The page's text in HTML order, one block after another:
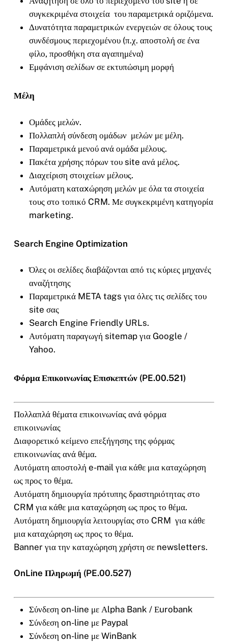
συγκεκριμένα στοιχεία του παραμετρικά οριζόμενα.
Δυνατότητα παραμετρικών ενεργειών σε όλους τους
συνδέσμους περιεχομένου (π.χ. αποστολή σε ένα
φίλο, προσθήκη στα αγαπημένα)
Εμφάνιση σελίδων σε εκτυπώσιμη μορφή
Μέλη
Ομάδες μελών.
Πολλαπλή σύνδεση ομάδων μελών με μέλη.
Παραμετρικά μενού ανά ομάδα μέλους.
Πακέτα χρήσης πόρων του site ανά μέλος.
Διαχείριση στοιχείων μέλους.
Αυτόματη καταxώρηση μελών με όλα τα στοιχεία
τους στο τοπικό CRM. Με συγκεκριμένη κατηγορία
marketing.
Search Engine Optimization
Όλες οι σελίδες διαβάζονται από τις κύριες μηχανές
αναζήτησης
Παραμετρικά META tags για όλες τις σελίδες του
site σας
Search Engine Friendly URLs.
Αυτόματη παραγωγή sitemap για Google /
Yahoo.
Φόρμα Επικοινωνίας Επισκεπτών (PE.00.521)
Πολλαπλά θέματα επικοινωνίας ανά φόρμα
επικοινωνίας
Διαφορετικό κείμενο επεξήγησης της φόρμας
επικοινωνίας ανά θέμα.
Αυτόματη αποστολή e-mail για κάθε μια καταχώρηση
ως προς το θέμα.
Αυτόματη δημιουργία πρότυπης δραστηριότητας στο
CRM για κάθε μια καταχώρηση ως προς το θέμα.
Αυτόματη δημιουργία λειτουργίας στο CRM για κάθε
μια καταχώρηση ως προς το θέμα.
Banner για την καταχώρηση χρήστη σε newsletters.
OnLine Πληρωμή (PE.00.527)
Σύνδεση on-line με Αlpha Bank / Εurobank
Σύνδεση on-line με Paypal
Σύνδεση on-line με WinBank